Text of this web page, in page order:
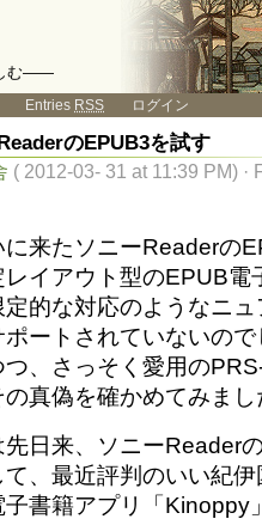
む――
Entries RSS ログイン
のEPUB3を試す
( 2012-03- 31 at 11:39 PM) ·
来たソニーReaderの
レイアウト型のEPUB
定的な対応のようなニ
ポートされていないの
つ、さっそく愛用の
の真偽を確かめてみまし
日来、ソニーReader
て、最近評判のいい紀
子書籍アプリ「